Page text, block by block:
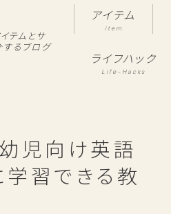
テムとサ
するブログ
アイテム
item
ライフハック
Life-Hacks
児向け英語
学習できる教